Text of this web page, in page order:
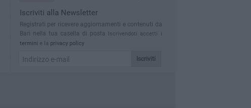
Iscriviti alla Newsletter
Registrati per ricevere aggiornamenti e contenuti da
Bari nella tua casella di posta Iscrivendoti accetti i
termini e la privacy policy
Iscriviti